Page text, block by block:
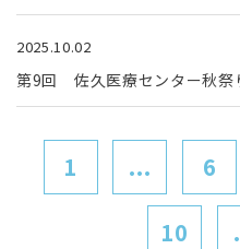
2025.10.02
第9回 佐久医療センター秋祭
1 ... 6
10